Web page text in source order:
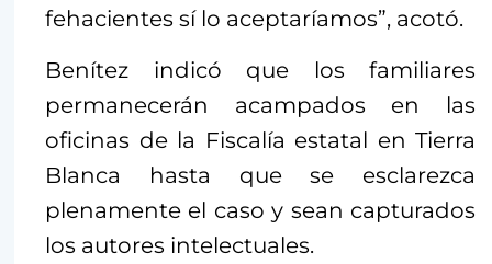
fehacientes sí lo aceptaríamos”, acotó.
Benítez indicó que los familiares
permanecerán acampados en las
oficinas de la Fiscalía estatal en Tierra
Blanca hasta que se esclarezca
plenamente el caso y sean capturados
los autores intelectuales.